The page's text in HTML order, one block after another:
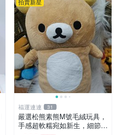
拍賣新星
福運連連 31
嚴選松熊素熊M號毛絨玩具，
手感超軟糯宛如新生，細節精